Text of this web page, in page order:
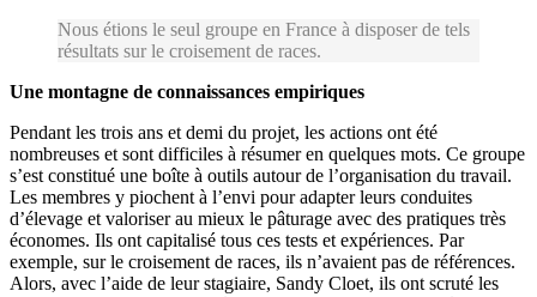
Nous étions le seul groupe en France à disposer de tels
résultats sur le croisement de races.
Une montagne de connaissances empiriques
Pendant les trois ans et demi du projet, les actions ont été
nombreuses et sont difficiles à résumer en quelques mots. Ce groupe
s’est constitué une boîte à outils autour de l’organisation du travail.
Les membres y piochent à l’envi pour adapter leurs conduites
d’élevage et valoriser au mieux le pâturage avec des pratiques très
économes. Ils ont capitalisé tous ces tests et expériences. Par
exemple, sur le croisement de races, ils n’avaient pas de références.
Alors, avec l’aide de leur stagiaire, Sandy Cloet, ils ont scruté les